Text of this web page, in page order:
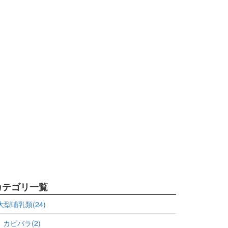
ゴリ一覧
型哺乳類(24)
カピバラ(2)